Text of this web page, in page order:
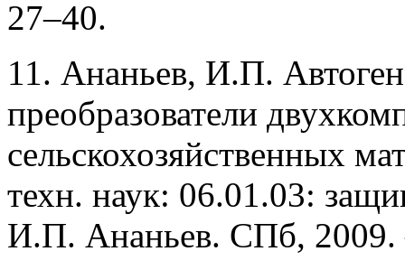
27–40.
11. Ананьев, И.П.
преобразователи
сельскохозяйственных
техн. наук: 06.01.03:
И.П. Ананьев. СПб, 2009.